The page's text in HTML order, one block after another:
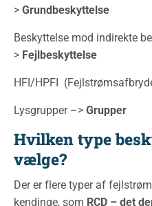
> Grundbeskyttelse
Beskyttelse mod indirekte
> Fejlbeskyttelse
HFI/HPFI
Lysgrupper –> Grupper
Hvilken type
vælge?
Der er flere typer af
kendinge, som RCD – det